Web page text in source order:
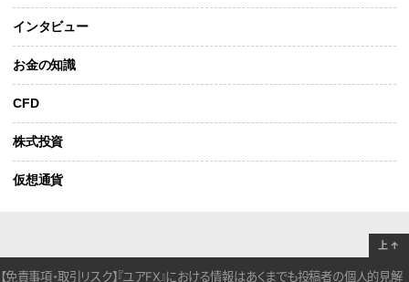
インタビュー
お金の知識
CFD
株式投資
仮想通貨
【免責事項・取引リスク】『ユアFX』における情報はあくまでも投稿者の個人的見解
上 ↑